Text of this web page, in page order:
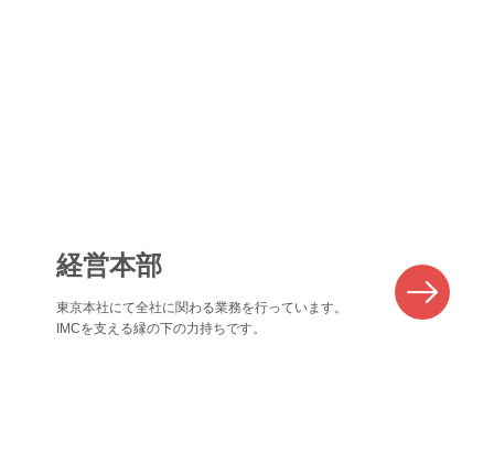
経営本部
東京本社にて全社に関わる業務を行っています。
IMCを支える縁の下の力持ちです。